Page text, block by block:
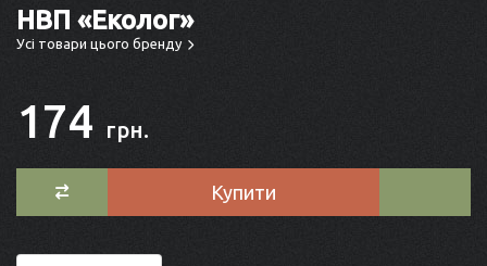
НВП «Еколог»
Усі товари цього бренду
174 грн.
Купити